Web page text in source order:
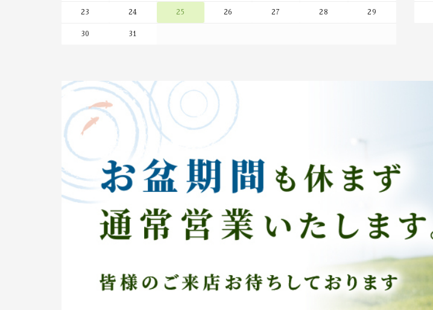
筑後けやき通り店の和café Leaf Heartでご提供しております、 以下のカフ
ェメニューを7月25日(土)～8月31日(月)の間休止いたします。
・恋濃茶パンケーキ
2026/06/30
＜2026年7月1日よりご注文分の配送料変更について＞
今まで、5,400円未満、10,800円未満、10,800円以上とご購入価格によって３
段階の配送料を頂戴しておりましたが、2026年7月よりご購入金額ごとの配送
料を改定させていただくこととなりました。
誠に恐縮ではございますが何卒ご理解のほどよろしくお願い申し上げます。
2026/06/30
2026年7月1日～8月31日まで、夏のカタログ期間となります。
い。
23 24 25 26 27 28 29
30 31